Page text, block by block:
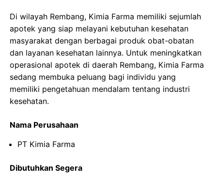
Di wilayah Rembang, Kimia Farma memiliki sejumlah
apotek yang siap melayani kebutuhan kesehatan
masyarakat dengan berbagai produk obat-obatan
dan layanan kesehatan lainnya. Untuk meningkatkan
operasional apotek di daerah Rembang, Kimia Farma
sedang membuka peluang bagi individu yang
memiliki pengetahuan mendalam tentang industri
kesehatan.
Nama Perusahaan
PT Kimia Farma
Dibutuhkan Segera